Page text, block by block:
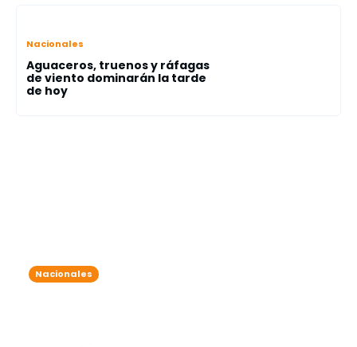
Nacionales
Aguaceros, truenos y ráfagas
de viento dominarán la tarde
de hoy
Nacionales